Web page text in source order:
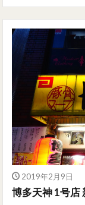
2019年2月9日
博多天神 1号店